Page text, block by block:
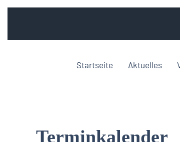
Startseite Aktuelles
Terminkalender